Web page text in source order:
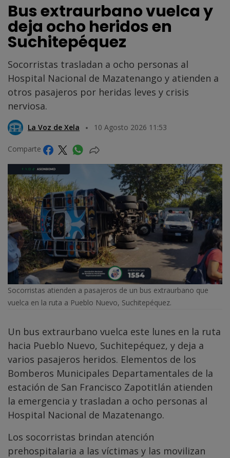
Bus extraurbano vuelca y
deja ocho heridos en
Suchitepéquez
Socorristas trasladan a ocho personas al
Hospital Nacional de Mazatenango y atienden a
otros pasajeros por heridas leves y crisis
nerviosa.
La Voz de Xela 10 Agosto 2026 11:53
Comparte
Socorristas atienden a pasajeros de un bus extraurbano que
vuelca en la ruta a Pueblo Nuevo, Suchitepéquez.
Un bus extraurbano vuelca este lunes en la ruta
hacia Pueblo Nuevo, Suchitepéquez, y deja a
varios pasajeros heridos. Elementos de los
Bomberos Municipales Departamentales de la
estación de San Francisco Zapotitlán atienden
la emergencia y trasladan a ocho personas al
Hospital Nacional de Mazatenango.
Los socorristas brindan atención
prehospitalaria a las víctimas y las movilizan